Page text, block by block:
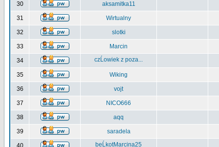
30 aksamitka11
31 Wirtualny
32 slotki
33 Marcin
34 czĹowiek z poza...
35 Wiking
36 vojt
37 NICO666
38 aqq
39 saradela
40 beĹkotMarcina25